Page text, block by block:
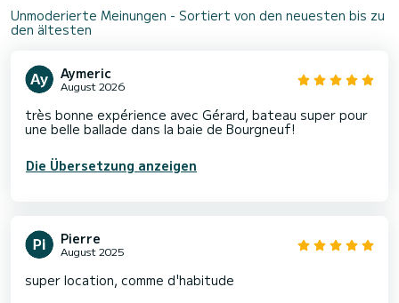
Unmoderierte Meinungen - Sortiert von den neuesten bis zu
den ältesten
Aymeric
August 2026
très bonne expérience avec Gérard, bateau super pour
une belle ballade dans la baie de Bourgneuf!
Die Übersetzung anzeigen
Pierre
August 2025
super location, comme d'habitude